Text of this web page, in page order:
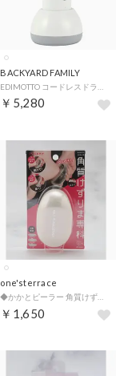
BACKYARD FAMILY
￥5,280
one'sterrace
￥1,650